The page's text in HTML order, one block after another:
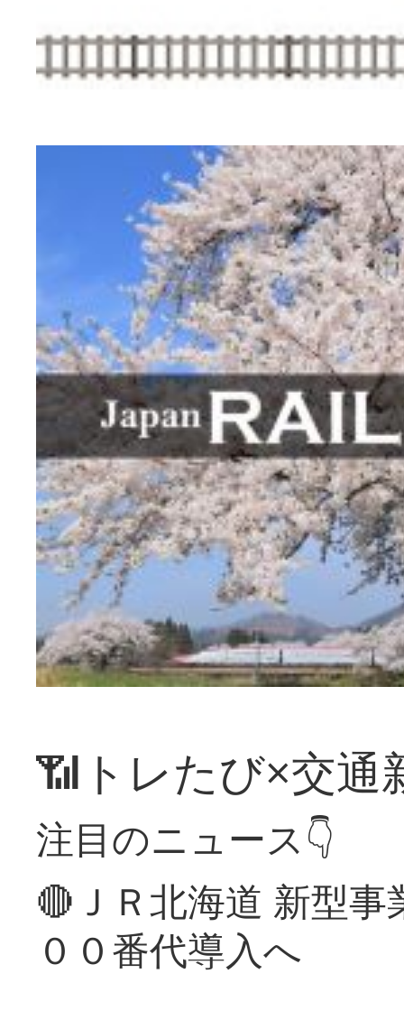
📶トレたび×交通
注目のニュース👇
🔴ＪＲ北海道 新型
００番代導入へ